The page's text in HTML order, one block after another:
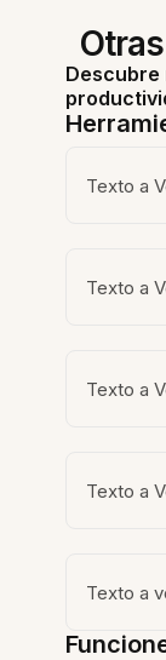
Descubre
Texto a
Texto a
Texto a
Texto a
Texto a